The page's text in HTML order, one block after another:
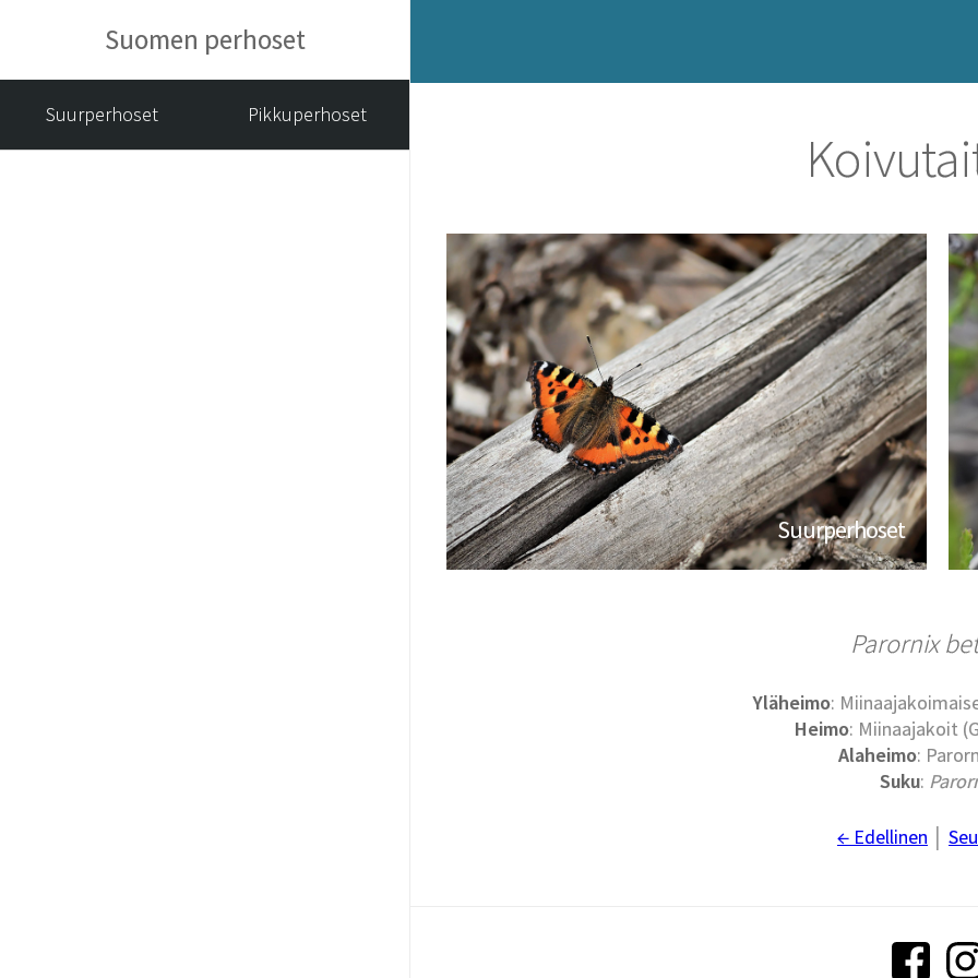
Suomen perhoset
Suurperhoset Pikkuperhoset
Suurperhoset
Parornix
Yläheimo:
Heimo: Miinaajakoit
Alaheimo:
Suku:
← Edellinen